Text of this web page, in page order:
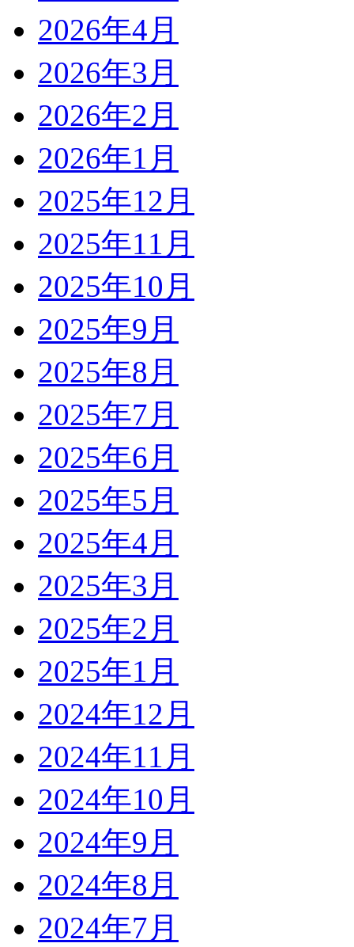
2026年4月
2026年3月
2026年2月
2026年1月
2025年12月
2025年11月
2025年10月
2025年9月
2025年8月
2025年7月
2025年6月
2025年5月
2025年4月
2025年3月
2025年2月
2025年1月
2024年12月
2024年11月
2024年10月
2024年9月
2024年8月
2024年7月